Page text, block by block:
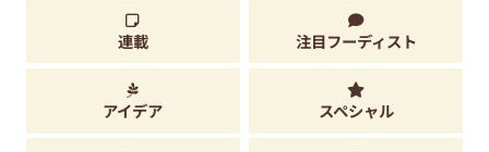
連載 注目フーディスト
アイデア スペシャル